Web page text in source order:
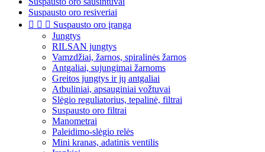
Suspausto oro resiveriai
   Suspausto oro įranga
Jungtys
RILSAN jungtys
Vamzdžiai, žarnos, spiralinės žarnos
Antgaliai, sujungimai žarnoms
Greitos jungtys ir jų antgaliai
Atbuliniai, apsauginiai vožtuvai
Slėgio reguliatorius, tepalinė, filtrai
Suspausto oro filtrai
Manometrai
Paleidimo-slėgio relės
Mini kranas, adatinis ventilis